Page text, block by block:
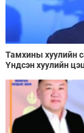
Тамхины хуулийн
Үндсэн хуулийн